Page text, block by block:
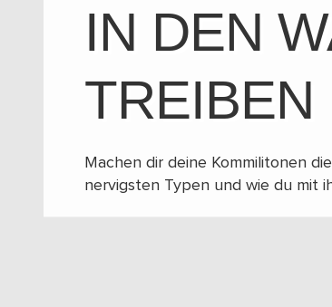
IN DEN
TREIBEN
Machen dir deine Kommilitonen
nervigsten Typen und wie du mit